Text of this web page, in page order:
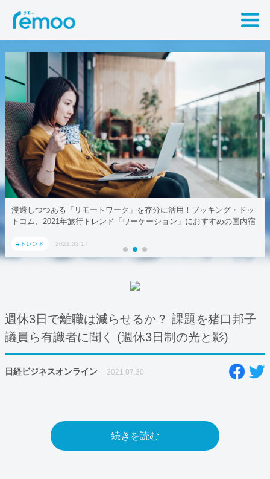
「リモートワーク」を存分に活用！ブッキング・ドッ
旅行トレンド「ワーケーション」におすすめの国内宿
テレワークで
週休3日で離職は減らせるか？ 課題を猪口邦子
議員ら有識者に聞く (週休3日制の光と影)
日経ビジネスオンライン 2021.07.30
続きを読む